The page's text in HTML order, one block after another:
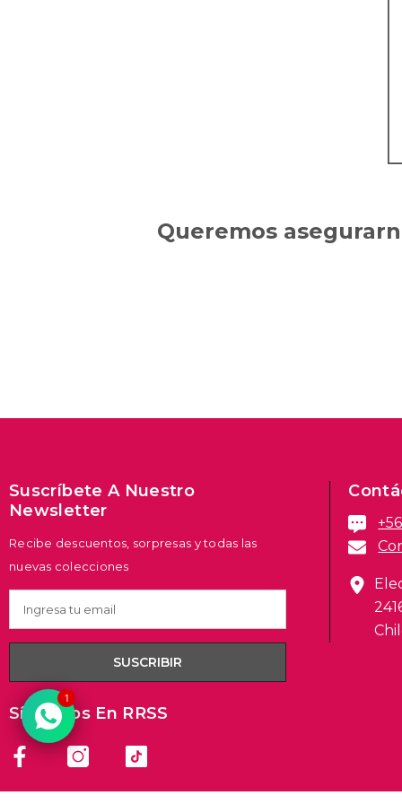
Queremos
Suscríbete A Nuestro
Newsletter
Recibe descuentos, sorpresas y todas las
nuevas colecciones
SUSCRIBIR
Síguenos En RRSS